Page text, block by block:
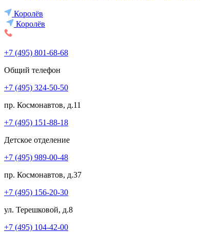
Королёв
Королёв
+7 (495) 801-68-68
Общий телефон
+7 (495) 324-50-50
пр. Космонавтов, д.11
+7 (495) 151-88-18
Детское отделение
+7 (495) 989-00-48
пр. Космонавтов, д.37
+7 (495) 156-20-30
ул. Терешковой, д.8
+7 (495) 104-42-00